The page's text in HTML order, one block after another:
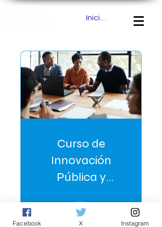
Iniciar sesión
Curso de
Innovación
Pública y
Abierto
Gratis
Facebook X Instagram